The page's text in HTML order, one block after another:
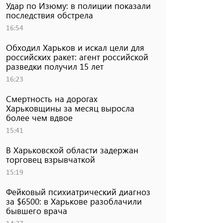
Удар по Изюму: в полиции показали
последствия обстрела
16:54
Обходил Харьков и искал цели для
российских ракет: агент российской
разведки получил 15 лет
16:23
Смертность на дорогах
Харьковщины за месяц выросла
более чем вдвое
15:41
В Харьковской области задержан
торговец взрывчаткой
15:19
Фейковый психиатрический диагноз
за $6500: в Харькове разоблачили
бывшего врача